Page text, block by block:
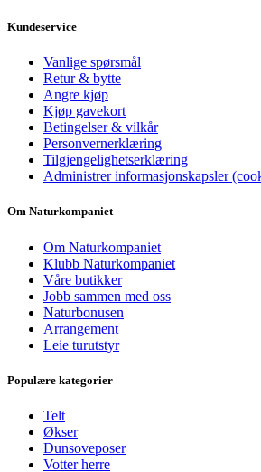
Kundeservice
Vanlige spørsmål
Retur & bytte
Angre kjøp
Kjøp gavekort
Betingelser & vilkår
Personvernerklæring
Tilgjengelighetserklæring
Administrer informasjonskapsler
Om Naturkompaniet
Om Naturkompaniet
Klubb Naturkompaniet
Våre butikker
Jobb sammen med oss
Naturbonusen
Arrangement
Leie turutstyr
Populære kategorier
Telt
Økser
Dunsoveposer
Votter herre